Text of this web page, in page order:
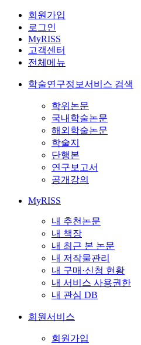
회원가입
로그인
MyRISS
고객센터
전체메뉴
학술연구정보서비스 검색
학위논문
국내학술논문
해외학술논문
학술지
단행본
연구보고서
공개강의
MyRISS
내 추천논문
내 책장
내 최근 본 논문
내 저작물관리
내 구매·신청 현황
내 서비스 사용권한
내 관심 DB
회원서비스
회원가입